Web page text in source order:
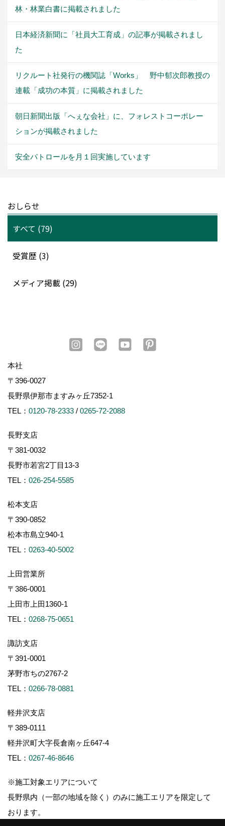
林・林業白書に掲載されました
日本経済新聞に「社員大工育成」の記事が掲載されまし
た
リクルート社発行の機関誌「Works」 野中郁次郎教授の
連載「成功の本質」に掲載されました
朝日新聞出版「へぇな会社」に、フォレストコーポレー
ションが掲載されました
安全パトロールを月１回実施しています
おしらせ
すべて (79)
受賞歴 (3)
メディア掲載 (29)
本社
〒396-0027
長野県伊那市ますみヶ丘7352-1
TEL： 0120-78-2333 / 0265-72-2088
長野支店
〒381-0032
長野市若宮2丁目13-3
TEL： 026-254-5585
松本支店
〒390-0852
松本市島立940-1
TEL： 0263-40-5002
上田営業所
〒386-0001
上田市上田1360-1
TEL： 0268-75-0651
諏訪支店
〒391-0001
茅野市ちの2767-2
TEL： 0266-78-0881
軽井沢支店
〒389-0111
軽井沢町大字長倉南ヶ丘647-4
TEL： 0267-46-8646
※施工対象エリアについて
長野県内（一部の地域を除く）のみに施工エリアを限定して
おります。